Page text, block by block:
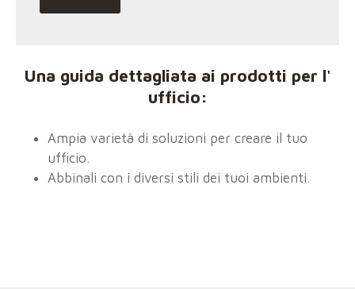
Una guida dettagliata ai prodotti per l'
ufficio:
Ampia varietà di soluzioni per creare il tuo
ufficio.
Abbinali con i diversi stili dei tuoi ambienti.